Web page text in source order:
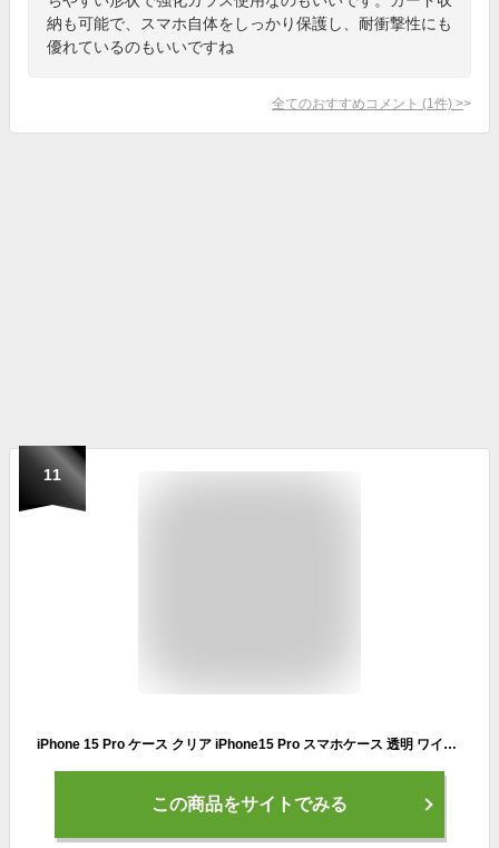
納も可能で、スマホ自体をしっかり保護し、耐衝撃性にも
優れているのもいいですね
全てのおすすめコメント (1 件) >
11
iPhone 15 Pro ケース クリア iPhone15 Pro スマホケース 透明 ワイヤレス充電 アイフォン15 Pro カバー可愛い ウェーブ デザイン 耐衝撃 滑り止め 軽量 白 ソフト 持ちやすい ホワイト
この商品をサイトでみる